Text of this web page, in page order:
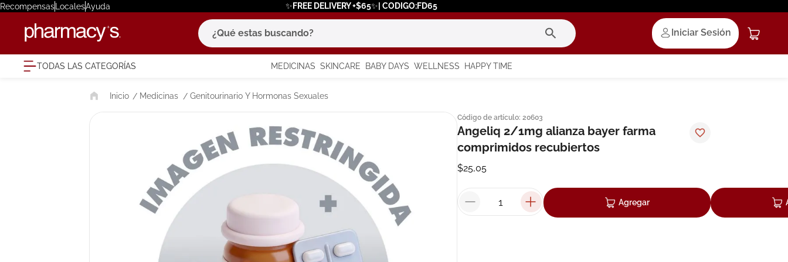
RecompensasLocalesAyuda ✨FREE DELIVERY +$65✨| CODIGO:FD65
¿Qué estas buscando?
Iniciar Sesión
TODAS LAS CATEGORÍAS MEDICINAS SKINCARE BABY DAYS WELLNESS HAPPY TIME
Medicinas Genitourinario Y Hormonas Sexuales
Código de artículo: 20603
Angeliq 2/1mg alianza bayer farma
comprimidos recubiertos
$25,05
Agregar
términos más buscados
1. eucerin
3. bioderma
7.
. roche posay